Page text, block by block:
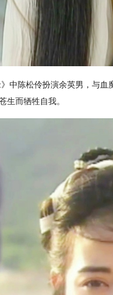
中陈松伶扮演余英男，与
生而牺牲自我。